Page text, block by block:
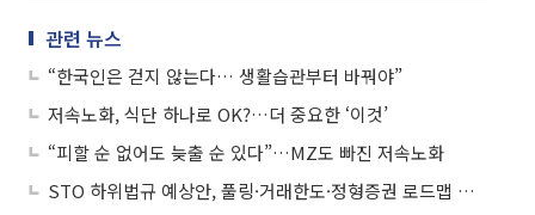
관련 뉴스
“한국인은 걷지 않는다… 생활습관부터 바꿔야”
저속노화, 식단 하나로 OK?…더 중요한 ‘이것’
“피할 순 없어도 늦출 순 있다”…MZ도 빠진 저속노화
STO 하위법규 예상안, 풀링·거래한도·정형증권 로드맵 제시